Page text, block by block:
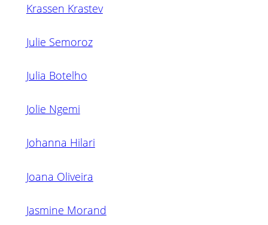
Krassen Krastev
Julie Semoroz
Julia Botelho
Jolie Ngemi
Johanna Hilari
Joana Oliveira
Jasmine Morand